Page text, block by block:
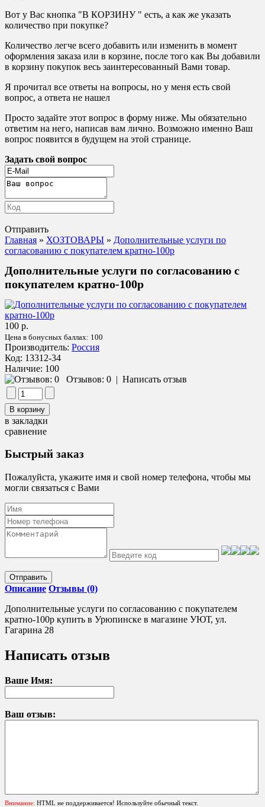
Вот у Вас кнопка "В КОРЗИНУ " есть, а как же указать
количество при покупке?
Количество легче всего добавить или изменить в момент
оформления заказа или в корзине, после того как Вы добавили
в корзину покупок весь заинтересованный Вами товар.
Я прочитал все ответы на вопросы, но у меня есть свой
вопрос, а ответа не нашел
Просто задайте этот вопрос в форму ниже. Мы обязательно
ответим на него, написав вам лично. Возможно именно Ваш
вопрос появится в будущем на этой странице.
Задать свой вопрос
Отправить
Главная » ХОЗТОВАРЫ » Дополнительные услуги по
согласованию с покупателем кратно-100р
Дополнительные услуги по согласованию с
покупателем кратно-100р
100 р.
Цена в бонусных баллах: 100
Производитель: Россия
Код: 13312-34
Наличие: 100
Отзывов: 0 | Написать отзыв
в закладки
сравнение
Быстрый заказ
Пожалуйста, укажите имя и свой номер телефона, чтобы мы
могли связаться с Вами
Отправить
Описание Отзывы (0)
Дополнительные услуги по согласованию с покупателем
кратно-100р купить в Урюпинске в магазине УЮТ, ул.
Гагарина 28
Написать отзыв
Ваше Имя:
Ваш отзыв:
Внимание: HTML не поддерживается! Используйте обычный текст.